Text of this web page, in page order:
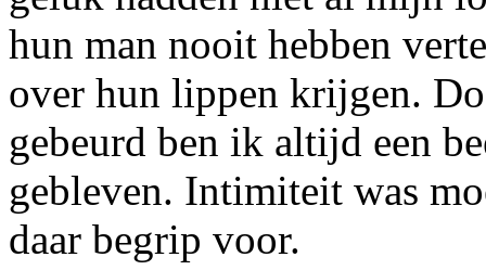
hun man nooit hebben
over hun lippen krijgen.
gebeurd ben ik altijd een
gebleven. Intimiteit was
daar begrip voor.